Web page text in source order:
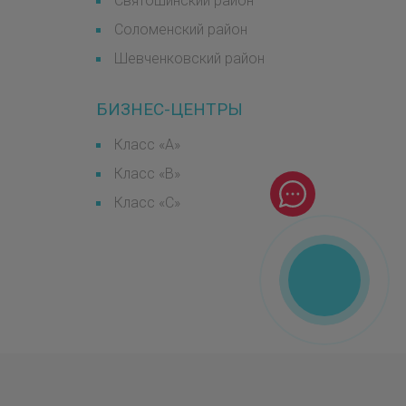
Соломенский район
Шевченковский район
БИЗНЕС-ЦЕНТРЫ
Класс «А»
Класс «B»
Класс «С»